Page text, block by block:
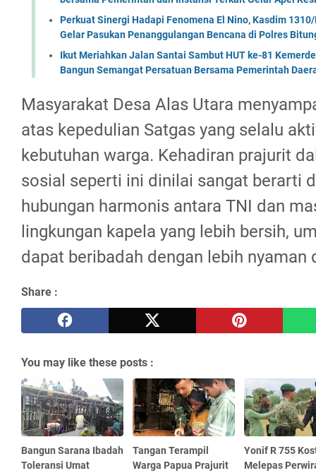
Perkuat Sinergi Hadapi Fenomena El Nino, Kasdim
Gelar Pasukan Penanggulangan Bencana di Polres
Ikut Meriahkan Jalan Santai Sambut HUT ke-81
Bangun Semangat Persatuan Bersama Pemerintah
Masyarakat Desa Alas Utara
atas kepedulian Satgas yang selalu
kebutuhan warga. Kehadiran prajurit
sosial seperti ini dinilai sangat berarti
hubungan harmonis antara TNI dan
lingkungan kapela yang lebih bersih,
dapat beribadah dengan lebih nyaman
Share :
You may like these posts :
Bangun Sarana Ibadah
Toleransi Umat
Tangan Terampil
Warga Papua Prajurit
Yonif R 755
Melepas